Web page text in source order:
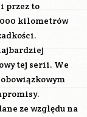
przez to
000 kilometrów
tej serii. We
ze względu na